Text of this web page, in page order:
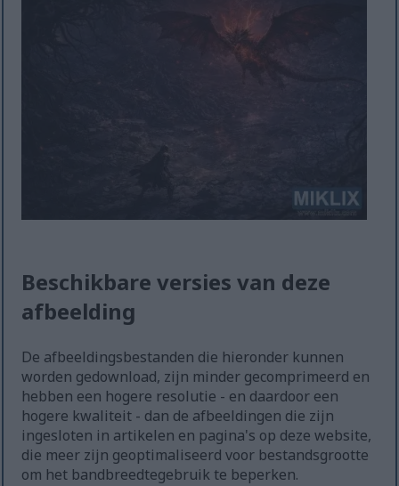
Beschikbare versies van deze
afbeelding
De afbeeldingsbestanden die hieronder kunnen
worden gedownload, zijn minder gecomprimeerd en
hebben een hogere resolutie - en daardoor een
hogere kwaliteit - dan de afbeeldingen die zijn
ingesloten in artikelen en pagina's op deze website,
die meer zijn geoptimaliseerd voor bestandsgrootte
om het bandbreedtegebruik te beperken.